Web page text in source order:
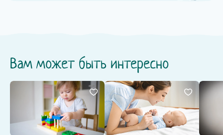
Вам может быть интересно